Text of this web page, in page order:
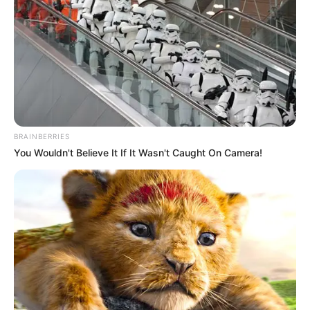
BRAINBERRIES
You Wouldn't Believe It If It Wasn't Caught On Camera!